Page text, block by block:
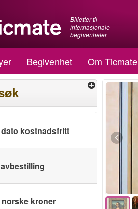
Billetter til
internasjonale
begivenheter
Begivenhet Om Ticmate
kostnadsfritt
norske kroner